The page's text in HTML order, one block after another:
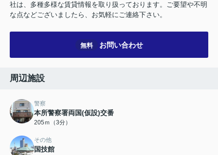
社は、多種多様な賃貸情報を取り扱っております。ご要望や不明
な点などございましたら、お気軽にご連絡下さい。
無料 お問い合わせ
周辺施設
警察
本所警察署両国(仮設)交番
205ｍ（3分）
その他
国技館